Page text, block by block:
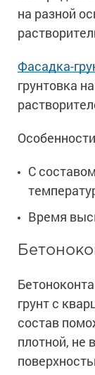
на разной
Фасадка-
грунтовка
С
Время
грунт с
состав
плотной, не